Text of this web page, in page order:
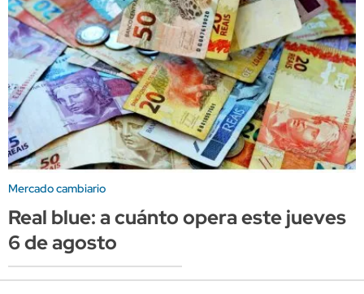
Mercado cambiario
Real blue: a cuánto opera este jueves
6 de agosto